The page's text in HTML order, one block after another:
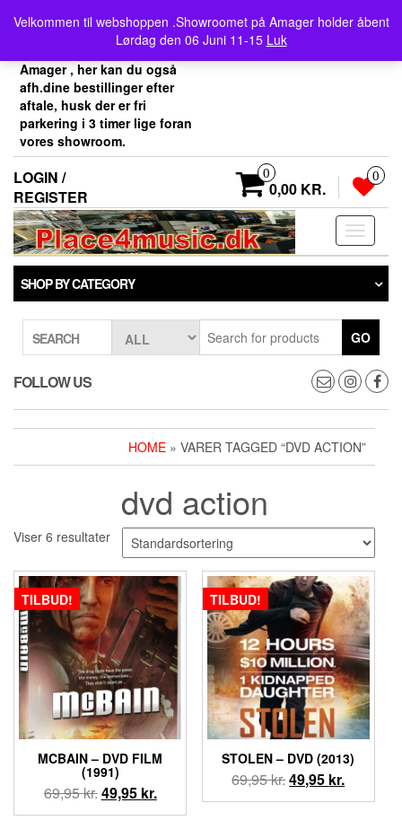
content
Velkommen til webshoppen .Showroomet på Amager holder åbent
Lørdag den 06 Juni 11-15 Luk
Velkommen her i
Place4music`s webshop .
Vores showroom ligger på
Amager , her kan du også
afh.dine bestillinger efter
aftale, husk der er fri
parkering i 3 timer lige foran
vores showroom.
LOGIN /
REGISTER
0
0,00 KR.
0
Toggle
SHOP BY CATEGORY
SEARCH GO
FOLLOW US
HOME » VARER TAGGED “DVD ACTION”
dvd action
Viser 6 resultater
TILBUD!
MCBAIN – DVD FILM
(1991)
69,95kr.Den
oprindelige
49,95 kr.Den
aktuelle
TILBUD!
STOLEN – DVD (2013)
69,95kr.Den
oprindelige
49,95 kr.Den
aktuelle